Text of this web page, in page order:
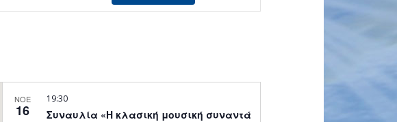
ΝΟΕ
16
Συναυλία «Η κλασική μουσική συναντά
19:30